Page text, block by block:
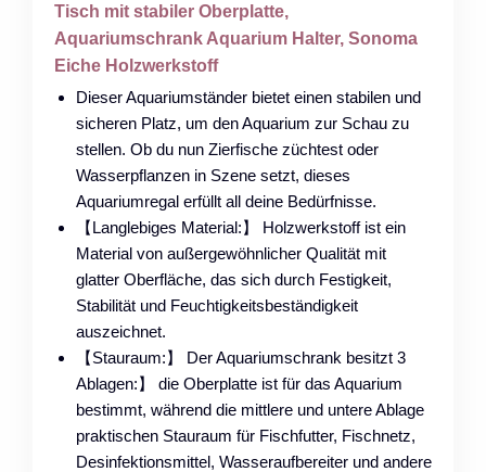
Tisch mit stabiler Oberplatte,
Aquariumschrank Aquarium Halter, Sonoma
Eiche Holzwerkstoff
Dieser Aquariumständer bietet einen stabilen und
sicheren Platz, um den Aquarium zur Schau zu
stellen. Ob du nun Zierfische züchtest oder
Wasserpflanzen in Szene setzt, dieses
Aquariumregal erfüllt all deine Bedürfnisse.
【Langlebiges Material:】 Holzwerkstoff ist ein
Material von außergewöhnlicher Qualität mit
glatter Oberfläche, das sich durch Festigkeit,
Stabilität und Feuchtigkeitsbeständigkeit
auszeichnet.
【Stauraum:】 Der Aquariumschrank besitzt 3
Ablagen:】 die Oberplatte ist für das Aquarium
bestimmt, während die mittlere und untere Ablage
praktischen Stauraum für Fischfutter, Fischnetz,
Desinfektionsmittel, Wasseraufbereiter und andere